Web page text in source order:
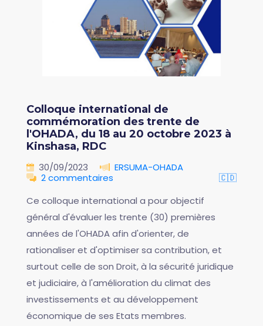
Colloque international de
commémoration des trente de
l'OHADA, du 18 au 20 octobre 2023 à
Kinshasa, RDC
30/09/2023
ERSUMA-OHADA
2 commentaires
🇨🇩
Ce colloque international a pour objectif
général d'évaluer les trente (30) premières
années de l'OHADA afin d'orienter, de
rationaliser et d'optimiser sa contribution, et
surtout celle de son Droit, à la sécurité juridique
et judiciaire, à l'amélioration du climat des
investissements et au développement
économique de ses Etats membres.